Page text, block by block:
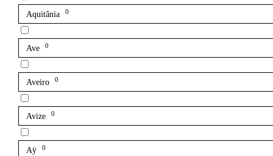
Aquitânia 0
Ave 0
Aveiro 0
Avize 0
Aÿ 0